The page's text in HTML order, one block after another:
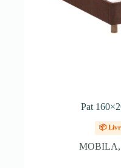
Pat
📦
MOBILA